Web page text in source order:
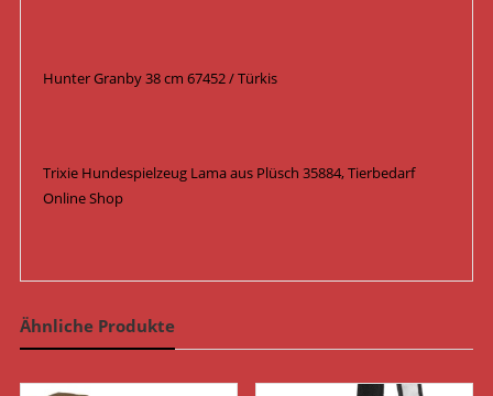
Hunter Granby 38 cm 67452 / Türkis
Trixie Hundespielzeug Lama aus Plüsch 35884, Tierbedarf
Online Shop
Ähnliche Produkte